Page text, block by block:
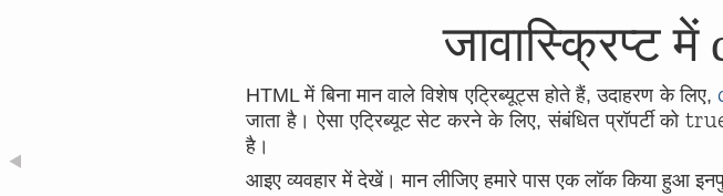
◀
जावास्क्रिप्ट
HTML में बिना मान वाले विशेष एट्रिब्यूट्स होते हैं, उदाहरण के लिए,
जाता है। ऐसा एट्रिब्यूट सेट करने के लिए, संबंधित प्रॉपर्टी को
है।
आइए व्यवहार में देखें। मान लीजिए हमारे पास एक लॉक किया हुआ